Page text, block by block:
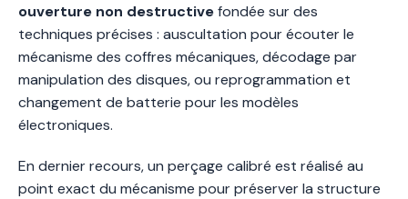
ouverture non destructivefondée sur des
techniques précises : auscultation pour écouter le
mécanisme des coffres mécaniques, décodage par
manipulation des disques, ou reprogrammation et
changement de batterie pour les modèles
électroniques.
En dernier recours, un perçage calibré est réalisé au
point exact du mécanisme pour préserver la structure